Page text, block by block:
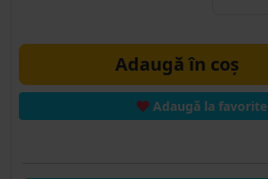
Adaugă în coș
Adaugă la favorite